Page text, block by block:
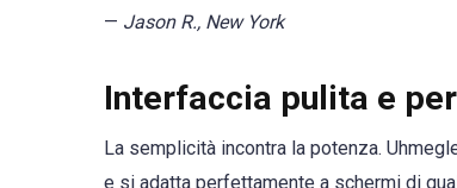
— Jason R., New York
Interfaccia pulita e
La semplicità incontra la potenza.
e si adatta perfettamente a schermi di